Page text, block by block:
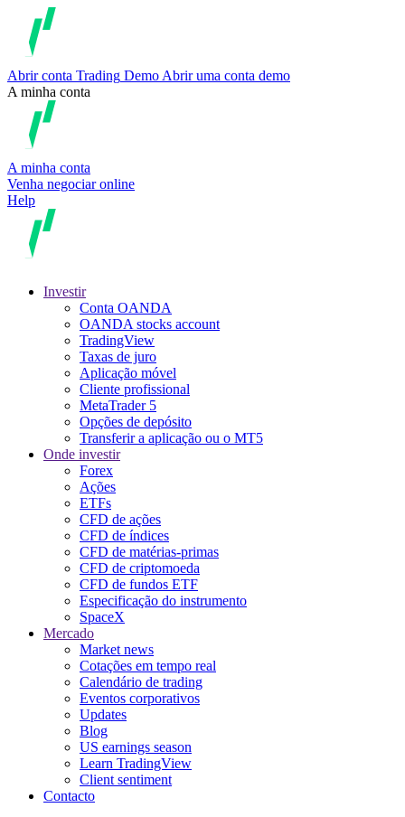
Abrir conta Trading Demo Abrir uma conta demo
A minha conta
A minha conta
Venha negociar online
Help
Investir
Conta OANDA
OANDA stocks account
TradingView
Taxas de juro
Aplicação móvel
Cliente profissional
MetaTrader 5
Opções de depósito
Transferir a aplicação ou o MT5
Onde investir
Forex
Ações
ETFs
CFD de ações
CFD de índices
CFD de matérias-primas
CFD de criptomoeda
CFD de fundos ETF
Especificação do instrumento
SpaceX
Mercado
Market news
Cotações em tempo real
Calendário de trading
Eventos corporativos
Updates
Blog
US earnings season
Learn TradingView
Client sentiment
Contacto